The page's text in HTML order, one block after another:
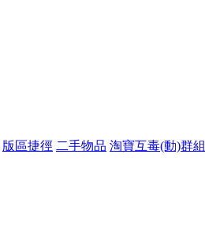
版區捷徑 二手物品 淘寶互毒(動)群組